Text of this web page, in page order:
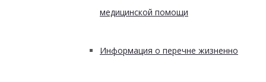
медицинской помощи
Информация о перечне жизненно